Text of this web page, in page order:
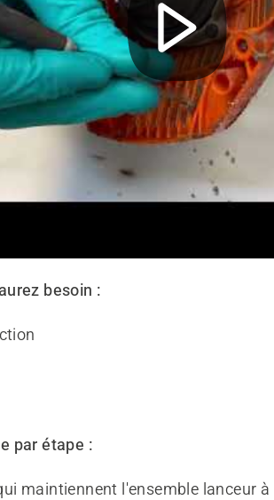
besoin :
par étape :
maintiennent l'ensemble lanceur